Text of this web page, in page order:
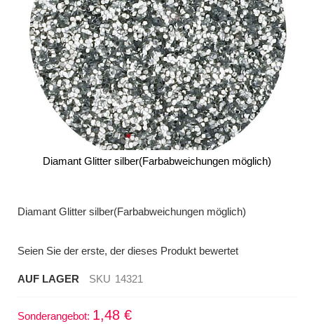
Diamant Glitter silber(Farbabweichungen möglich)
der
Diamant Glitter silber(Farbabweichungen möglich)
Seien Sie der erste, der dieses Produkt bewertet
AUF LAGER SKU 14321
Sonderangebot 1,48 €